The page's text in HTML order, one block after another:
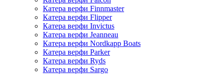
Катера верфи Finnmaster
Катера верфи Flipper
Катера верфи Invictus
Катера верфи Jeanneau
Катера верфи Nordkapp Boats
Катера верфи Parker
Катера верфи Ryds
Катера верфи Sargo